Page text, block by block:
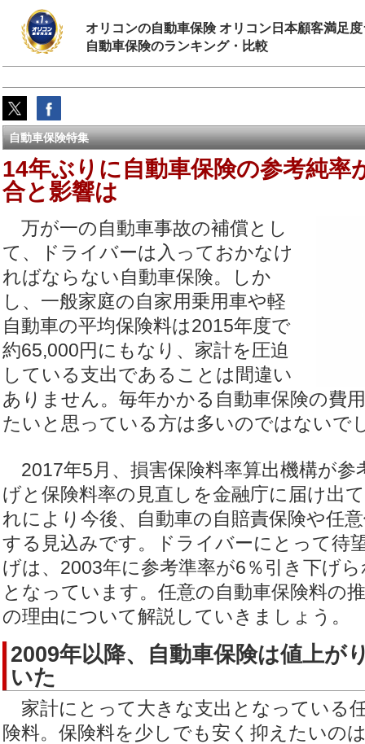
オリコンの自動車保険 オリコン日本顧客満足
自動車保険のランキング・比較
自動車保険特集
14年ぶりに自動車保険の参考純率
合と影響は
万が一の自動車事故の補償とし
て、ドライバーは入っておかなけ
ればならない自動車保険。しか
し、一般家庭の自家用乗用車や軽
自動車の平均保険料は2015年度で
約65,000円にもなり、家計を圧迫
している支出であることは間違い
ありません。毎年かかる自動車保険の費
たいと思っている方は多いのではないで
2017年5月、損害保険料率算出機構が参
げと保険料率の見直しを金融庁に届け出
れにより今後、自動車の自賠責保険や任
する見込みです。ドライバーにとって待
げは、2003年に参考準率が6％引き下げ
となっています。任意の自動車保険料の
の理由について解説していきましょう。
2009年以降、自動車保険は値上が
いた
家計にとって大きな支出となっている
険料。保険料を少しでも安く抑えたいの